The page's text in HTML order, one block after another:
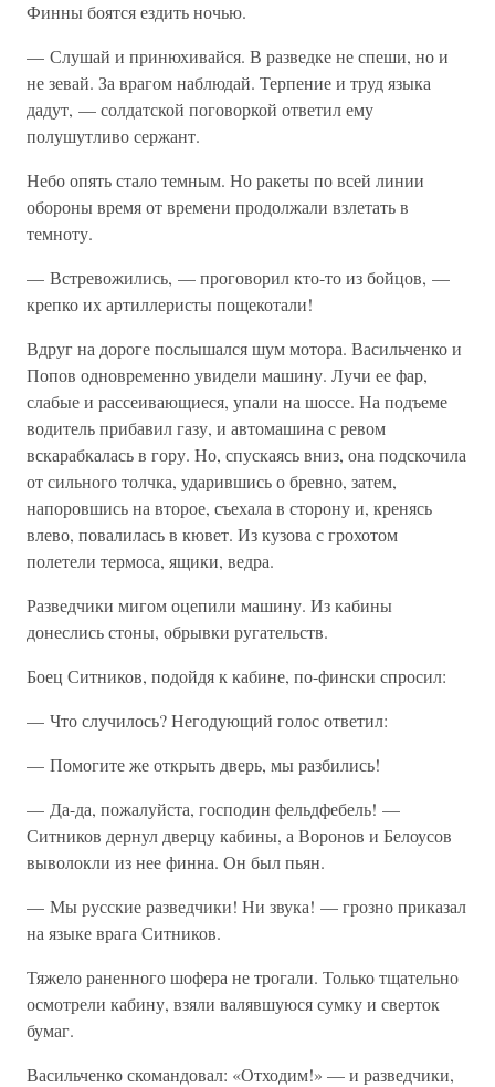
Финны боятся ездить ночью.
— Слушай и принюхивайся. В разведке не спеши, но и
не зевай. За врагом наблюдай. Терпение и труд языка
дадут, — солдатской поговоркой ответил ему
полушутливо сержант.
Небо опять стало темным. Но ракеты по всей линии
обороны время от времени продолжали взлетать в
темноту.
— Встревожились, — проговорил кто-то из бойцов, —
крепко их артиллеристы пощекотали!
Вдруг на дороге послышался шум мотора. Васильченко и
Попов одновременно увидели машину. Лучи ее фар,
слабые и рассеивающиеся, упали на шоссе. На подъеме
водитель прибавил газу, и автомашина с ревом
вскарабкалась в гору. Но, спускаясь вниз, она подскочила
от сильного толчка, ударившись о бревно, затем,
напоровшись на второе, съехала в сторону и, кренясь
влево, повалилась в кювет. Из кузова с грохотом
полетели термоса, ящики, ведра.
Разведчики мигом оцепили машину. Из кабины
донеслись стоны, обрывки ругательств.
Боец Ситников, подойдя к кабине, по-фински спросил:
— Что случилось? Негодующий голос ответил:
— Помогите же открыть дверь, мы разбились!
— Да-да, пожалуйста, господин фельдфебель! —
Ситников дернул дверцу кабины, а Воронов и Белоусов
выволокли из нее финна. Он был пьян.
— Мы русские разведчики! Ни звука! — грозно приказал
на языке врага Ситников.
Тяжело раненного шофера не трогали. Только тщательно
осмотрели кабину, взяли валявшуюся сумку и сверток
бумаг.
Васильченко скомандовал: «Отходим!» — и разведчики,